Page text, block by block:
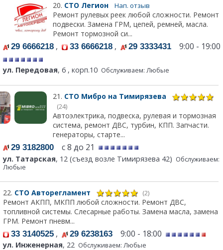
20. СТО Легион Нап. отзыв
Ремонт рулевых реек любой сложности. Ремонт
подвески. Замена ГРМ, цепей, ремней, масла.
Ремонт тормозной си...
29 6666218 , 33 6666218 , 29 3333431 9:00 - 19:00
ул. Передовая, 6 , корп.10 Обслуживаем: Любые
21. СТО Мибро на Тимирязева
(24)
Автоэлектрика, подвеска, рулевая и тормозная
система, ремонт ДВС, турбин, КПП. Запчасти.
генераторы, старте...
29 3182800 с 8 до 21
ул. Татарская, 12 (съезд возле Тимирязева 42) Обслуживаем:
Любые
22. СТО Авторегламент (2)
Ремонт АКПП, МКПП любой сложности. Ремонт ДВС,
топливной системы. Слесарные работы. Замена масла, замена
ГРМ. Ремонт пневм...
33 3140525 , 29 6238163 9:00 - 18:00
ул. Инженерная, 22 Обслуживаем: Любые